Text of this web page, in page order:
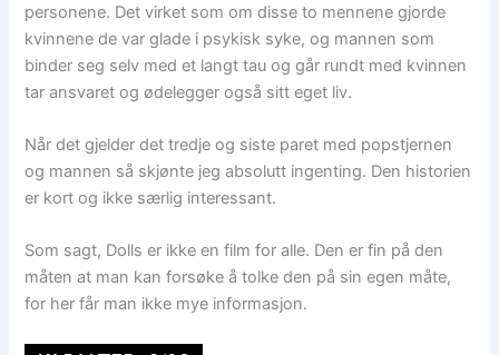
personene. Det virket som om disse to mennene gjorde
kvinnene de var glade i psykisk syke, og mannen som
binder seg selv med et langt tau og går rundt med kvinnen
tar ansvaret og ødelegger også sitt eget liv.
Når det gjelder det tredje og siste paret med popstjernen
og mannen så skjønte jeg absolutt ingenting. Den historien
er kort og ikke særlig interessant.
Som sagt, Dolls er ikke en film for alle. Den er fin på den
måten at man kan forsøke å tolke den på sin egen måte,
for her får man ikke mye informasjon.